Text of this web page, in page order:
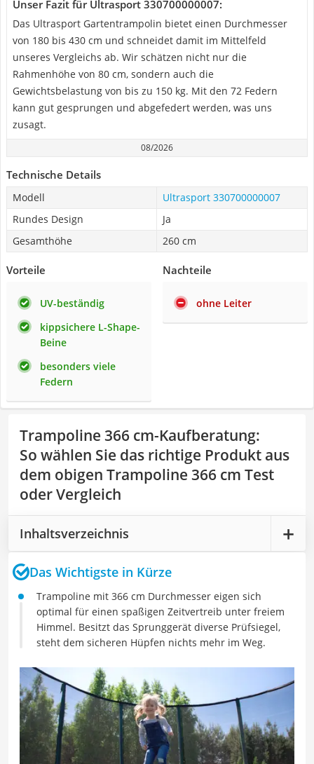
Unser Fazit für Ultrasport 330700000007:
Das Ultrasport Gartentrampolin bietet einen Durchmesser
von 180 bis 430 cm und schneidet damit im Mittelfeld
unseres Vergleichs ab. Wir schätzen nicht nur die
Rahmenhöhe von 80 cm, sondern auch die
Gewichtsbelastung von bis zu 150 kg. Mit den 72 Federn
kann gut gesprungen und abgefedert werden, was uns
zusagt.
08/2026
Technische Details
Modell
Ultrasport 330700000007
Rundes Design
Ja
Gesamthöhe
260 cm
Vorteile
UV-beständig
kippsichere L-Shape-
Beine
besonders viele
Federn
Nachteile
ohne Leiter
Trampoline 366 cm-Kaufberatung:
So wählen Sie das richtige Produkt aus
dem obigen Trampoline 366 cm Test
oder Vergleich
Inhaltsverzeichnis
Das Wichtigste in Kürze
Trampoline mit 366 cm Durchmesser eigen sich
optimal für einen spaßigen Zeitvertreib unter freiem
Himmel. Besitzt das Sprunggerät diverse Prüfsiegel,
steht dem sicheren Hüpfen nichts mehr im Weg.